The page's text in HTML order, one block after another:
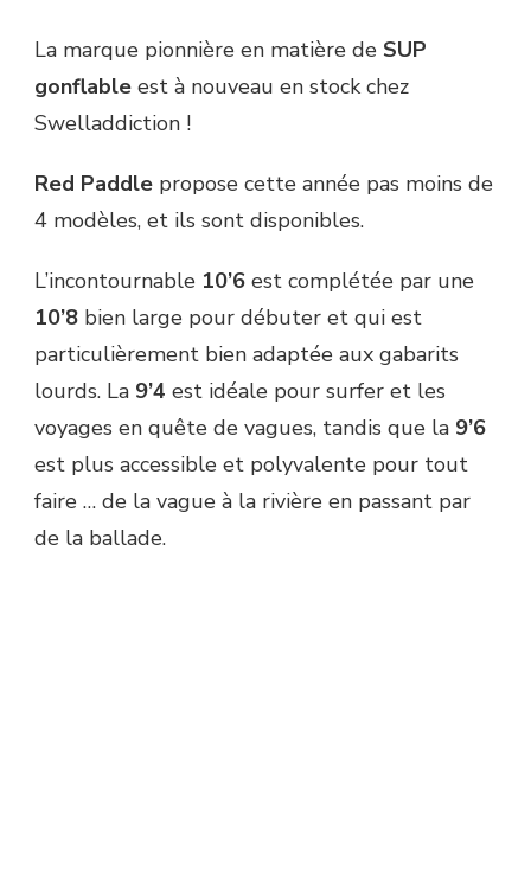
La marque pionnière en matière de SUP
gonflable est à nouveau en stock chez
Swelladdiction !
Red Paddle propose cette année pas moins de
4 modèles, et ils sont disponibles.
L’incontournable 10’6 est complétée par une
10’8 bien large pour débuter et qui est
particulièrement bien adaptée aux gabarits
lourds. La 9’4 est idéale pour surfer et les
voyages en quête de vagues, tandis que la 9’6
est plus accessible et polyvalente pour tout
faire … de la vague à la rivière en passant par
de la ballade.